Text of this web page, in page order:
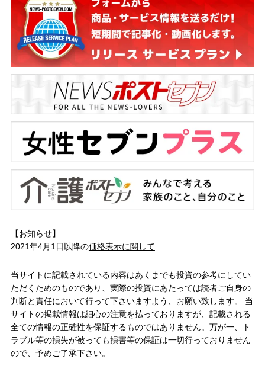
【お知らせ】
2021年4月1日以降の価格表示に関して
当サイトに記載されている内容はあくまでも投資の参考にしてい
ただくためのものであり、実際の投資にあたっては読者ご自身の
判断と責任において行って下さいますよう、お願い致します。 当
サイトの掲載情報は細心の注意を払っておりますが、記載される
全ての情報の正確性を保証するものではありません。万が一、ト
ラブル等の損失が被っても損害等の保証は一切行っておりません
ので、予めご了承下さい。